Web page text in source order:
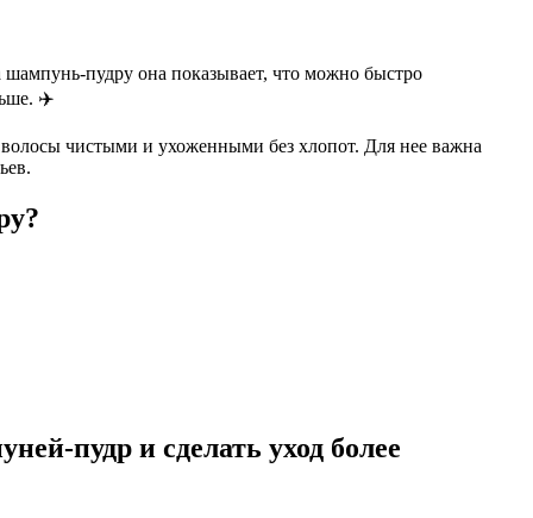
пудру она показывает, что можно быстро
✈️
волосы чистыми и ухоженными без хлопот. Для нее важна
пудр и сделать уход более